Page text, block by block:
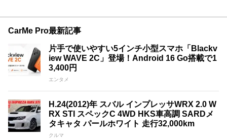
CarMe Pro最新記事
片手で使いやすい5インチ小型スマホ「Blackv
iew WAVE 2C」登場！Android 16 Go搭載で1
3,400円
エンタメ
H.24(2012)年 スバル インプレッサWRX 2.0 W
RX STI スペックC 4WD HKS車高調 SARDメ
タキャタ パールホワイト 走行32,000km
クルマ